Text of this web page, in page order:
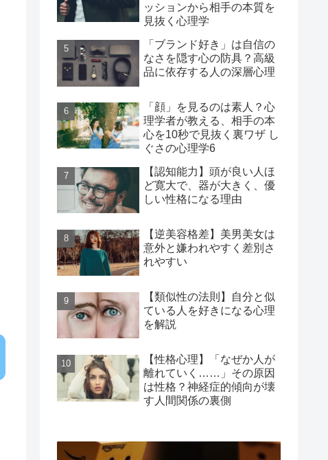
ッションから相手の本質を
見抜く心理学
「ブランド好き」は自信の
なさを隠す心の防具？高級
品に依存する人の深層心理
「顔」を見るのは素人？心
理学者が教える、相手の本
心を10秒で見抜く裏ワザ し
ぐさの心理学6
【認知能力】頭が良い人ほ
ど寛大で、器が大きく、優
しい性格になる理由
【逆美容格差】美男美女は
意外と嫌われやすく差別さ
れやすい
【類似性の法則】自分と似
ている人を好きになる心理
を解説
【性格心理】「なぜか人が
離れていく……」その原因
は性格？神経症的傾向が壊
す人間関係の裏側